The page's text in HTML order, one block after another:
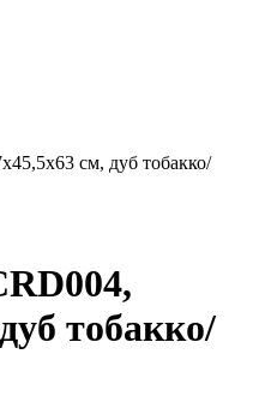
см, дуб тобакко/
тобакко/